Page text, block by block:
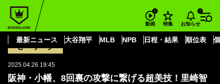
動画 特集 お知らせ
最新ニュース 大谷翔平 MLB NPB 日程・結果 順位表
BASEBALL KING
阪神・小幡、8回裏の攻撃に繋げる超美技！里崎智也氏「打った瞬間、レフト
に抜けたかなと思いましたね」、「スーパープレー」
セ・リーグ
2025.04.26 19:45
阪神・小幡、8回裏の攻撃に繋げる超美技！里崎智